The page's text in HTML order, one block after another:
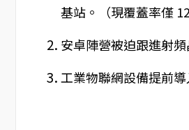
基站。（現覆蓋率僅
安卓陣營被迫跟進射
工業物聯網設備提前導